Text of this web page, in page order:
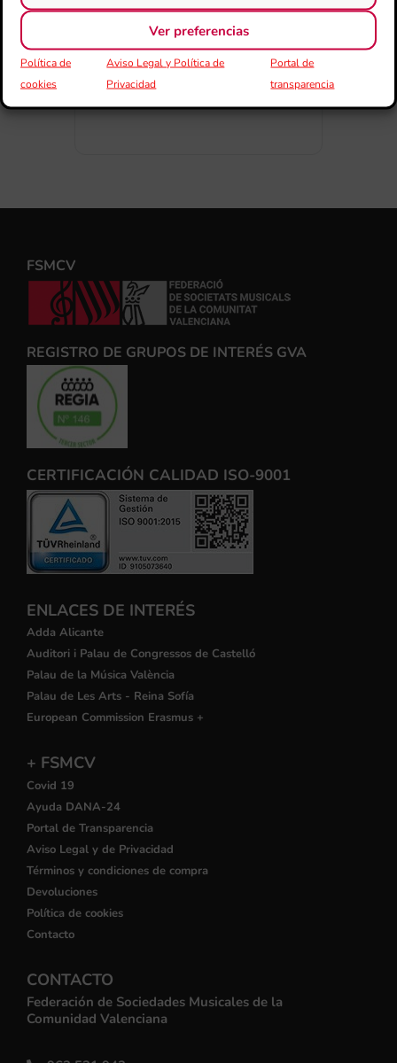
Ver preferencias
Política de
cookies
Aviso Legal y Política de
Privacidad
Portal de
transparencia
FSMCV
REGISTRO DE GRUPOS DE INTERÉS GVA
CERTIFICACIÓN CALIDAD ISO-9001
ENLACES DE INTERÉS
Adda Alicante
Auditori i Palau de Congressos de Castelló
Palau de la Música València
Palau de Les Arts - Reina Sofía
European Commission Erasmus +
+ FSMCV
Covid 19
Ayuda DANA-24
Portal de Transparencia
Aviso Legal y de Privacidad
Términos y condiciones de compra
Devoluciones
Política de cookies
Contacto
CONTACTO
Federación de Sociedades Musicales de la
Comunidad Valenciana